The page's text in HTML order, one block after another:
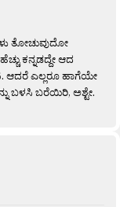
ತೋಚುವುದೋ
ಕನ್ನಡದ್ದೇ ಆದ
ಆದರೆ ಎಲ್ಲರೂ ಹಾಗೆಯೇ
ಬಳಸಿ ಬರೆಯಿರಿ, ಅಶ್ಟೇ.